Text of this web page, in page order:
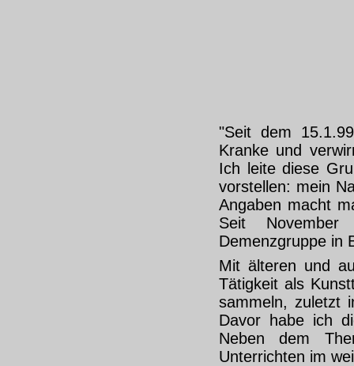
"Seit dem
Kranke und
Ich leite diese
vorstellen: mein
Angaben macht
Seit
Demenzgruppe in
Mit älteren und
Tätigkeit als
sammeln, zuletzt
Davor habe ich
Neben dem
Unterrichten im